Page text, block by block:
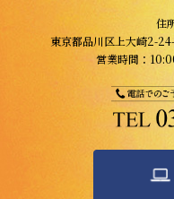
住
東京都品川区上大崎2-
営業時間：